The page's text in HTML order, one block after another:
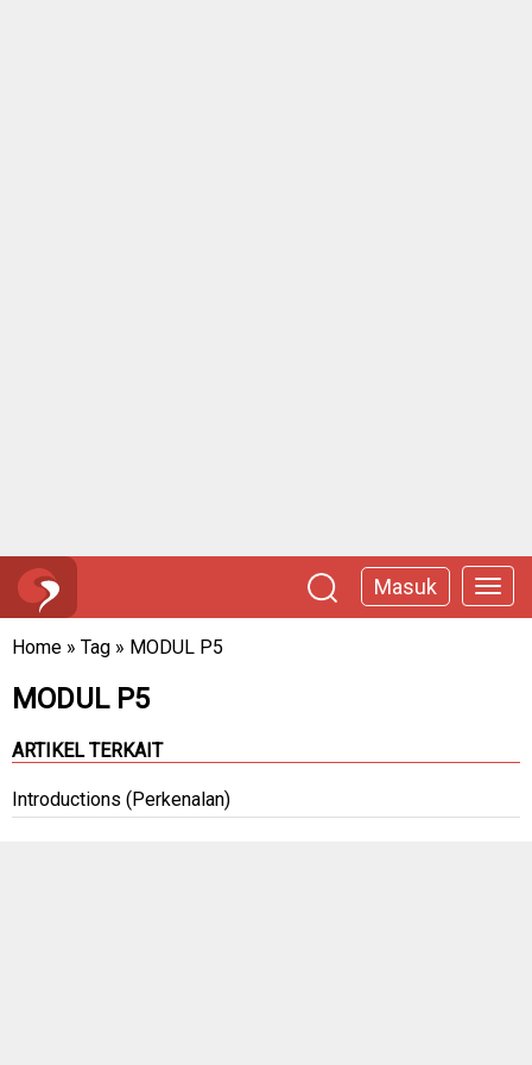
Masuk
Home » Tag » MODUL P5
MODUL P5
ARTIKEL TERKAIT
Introductions (Perkenalan)